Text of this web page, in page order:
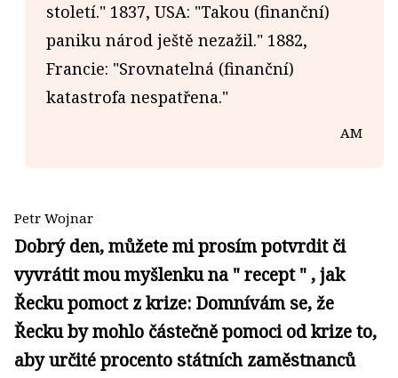
století." 1837, USA: "Takou (finanční)
paniku národ ještě nezažil." 1882,
Francie: "Srovnatelná (finanční)
katastrofa nespatřena."
AM
Petr Wojnar
Dobrý den, můžete mi prosím potvrdit či
vyvrátit mou myšlenku na " recept " , jak
Řecku pomoct z krize: Domnívám se, že
Řecku by mohlo částečně pomoci od krize to,
aby určité procento státních zaměstnanců